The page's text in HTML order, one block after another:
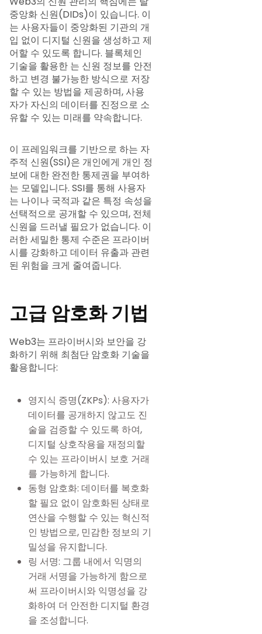
중앙화 신원(DIDs)이 있습니다. 이
는 사용자들이 중앙화된 기관의 개
입 없이 디지털 신원을 생성하고 제
어할 수 있도록 합니다. 블록체인
기술을 활용한 는 신원 정보를 안전
하고 변경 불가능한 방식으로 저장
할 수 있는 방법을 제공하며, 사용
자가 자신의 데이터를 진정으로 소
유할 수 있는 미래를 약속합니다.
이 프레임워크를 기반으로 하는 자
주적 신원(SSI)은 개인에게 개인 정
보에 대한 완전한 통제권을 부여하
는 모델입니다. SSI를 통해 사용자
는 나이나 국적과 같은 특정 속성을
선택적으로 공개할 수 있으며, 전체
신원을 드러낼 필요가 없습니다. 이
러한 세밀한 통제 수준은 프라이버
시를 강화하고 데이터 유출과 관련
된 위험을 크게 줄여줍니다.
고급 암호화 기법
Web3는 프라이버시와 보안을 강
화하기 위해 최첨단 암호화 기술을
활용합니다:
영지식 증명(ZKPs): 사용자가
데이터를 공개하지 않고도 진
술을 검증할 수 있도록 하여,
디지털 상호작용을 재정의할
수 있는 프라이버시 보호 거래
를 가능하게 합니다.
동형 암호화: 데이터를 복호화
할 필요 없이 암호화된 상태로
연산을 수행할 수 있는 혁신적
인 방법으로, 민감한 정보의 기
밀성을 유지합니다.
링 서명: 그룹 내에서 익명의
거래 서명을 가능하게 함으로
써 프라이버시와 익명성을 강
화하여 더 안전한 디지털 환경
을 조성합니다.